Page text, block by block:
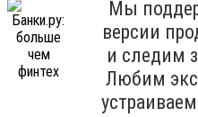
Мы
версии
и следим
Любим